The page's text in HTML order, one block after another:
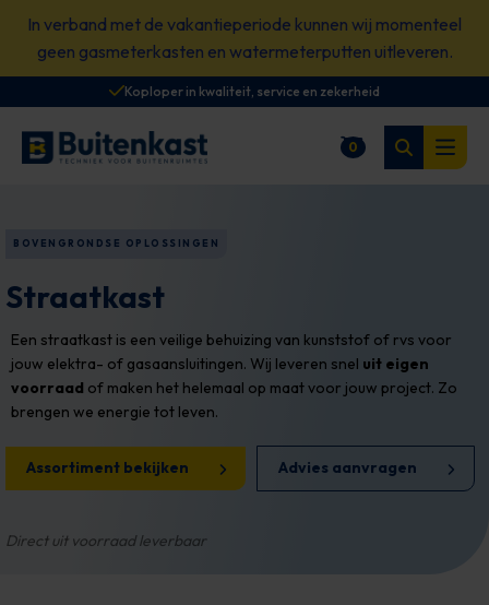
content
In verband met de vakantieperiode kunnen wij momenteel
geen gasmeterkasten en watermeterputten uitleveren.
Koploper in kwaliteit, service en zekerheid
0
Winkelwagen
Zoeken
Open
Straatkast
BOVENGRONDSE OPLOSSINGEN
Een straatkast is een veilige behuizing van kunststof of rvs voor
jouw elektra- of gasaansluitingen. Wij leveren snel uit eigen
voorraad of maken het helemaal op maat voor jouw project. Zo
brengen we energie tot leven.
Assortiment bekijken Advies aanvragen
Direct uit voorraad leverbaar